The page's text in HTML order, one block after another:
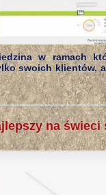
w ramach
swoich klientów,
na świeci